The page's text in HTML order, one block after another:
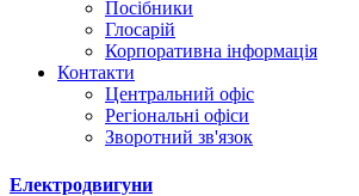
Посібники
Глосарій
Корпоративна інформація
Контакти
Центральний офіс
Регіональні офіси
Зворотний зв'язок
Електродвигуни